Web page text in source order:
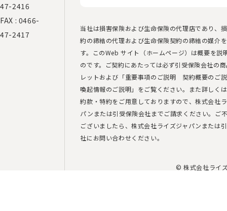
47-2416
FAX : 0466-
47-2417
当社は損害保険および生命保険の代理店であり、
約の締結の代理および生命保険契約の締結の媒介
す。このWeb サイト（ホームページ）は概要を説
のです。ご契約にあたっては必ず引受保険会社の
レットおよび「重要事項のご説明 契約概要のご
喚起情報のご説明」をご覧ください。また詳しく
約款・特約をご用意しておりますので、株式会社
パンまたは引受保険会社までご請求ください。ご
ございましたら、株式会社ライズジャパンまたは
社にお問い合わせください。
© 株式会社ライ